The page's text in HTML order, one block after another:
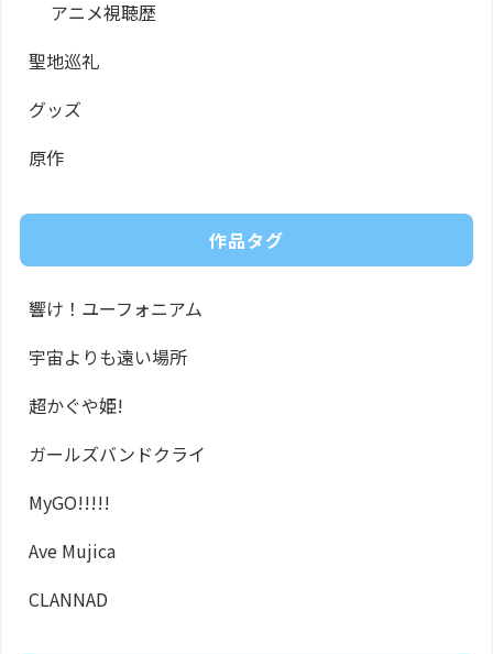
アニメ視聴歴
聖地巡礼
グッズ
原作
作品タグ
響け！ユーフォニアム
宇宙よりも遠い場所
超かぐや姫!
ガールズバンドクライ
MyGO!!!!!
Ave Mujica
CLANNAD